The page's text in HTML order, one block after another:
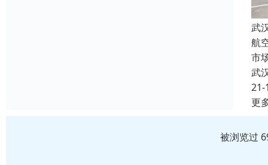
武
航
市
武
21-
更
被浏览过